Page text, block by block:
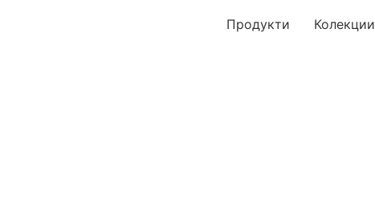
Продукти Колекции